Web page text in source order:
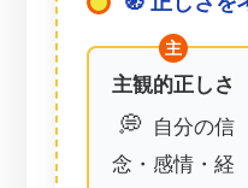
主観的正しさ
💭 自分の信
念・感情・経